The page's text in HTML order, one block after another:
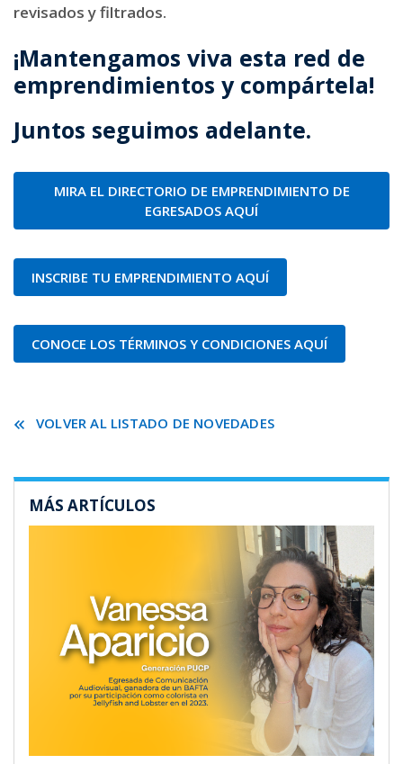
revisados y filtrados.
¡Mantengamos viva esta red de
emprendimientos y compártela!
Juntos seguimos adelante.
MIRA EL DIRECTORIO DE EMPRENDIMIENTO DE
EGRESADOS AQUÍ
INSCRIBE TU EMPRENDIMIENTO AQUÍ
CONOCE LOS TÉRMINOS Y CONDICIONES AQUÍ
VOLVER AL LISTADO DE NOVEDADES
MÁS ARTÍCULOS